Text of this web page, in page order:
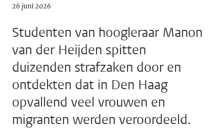
26 juni 2026
Studenten van hoogleraar Manon
van der Heijden spitten
duizenden strafzaken door en
ontdekten dat in Den Haag
opvallend veel vrouwen en
migranten werden veroordeeld.